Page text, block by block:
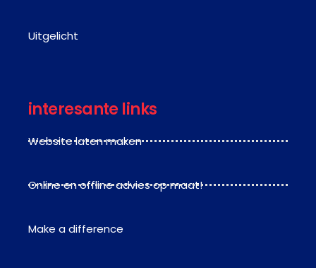
Uitgelicht
interesante links
Website laten maken
Online en offline advies op maat!
Make a difference